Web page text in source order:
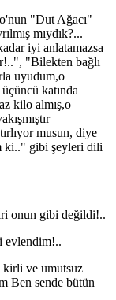
"Dut Ağacı"
mıydık?...
iyi anlatamazsa
"Bilekten bağlı
uyudum,o
katında
kilo almış,o
musun, diye
ki.." gibi şeyleri dili
onun gibi değildi!..
evlendim!..
kirli ve umutsuz
Ben sende bütün